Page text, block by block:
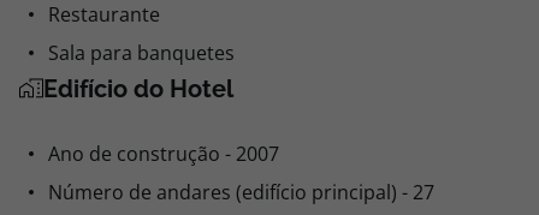
Restaurante
Sala para banquetes
Edifício do Hotel
Ano de construção - 2007
Número de andares (edifício principal) - 27